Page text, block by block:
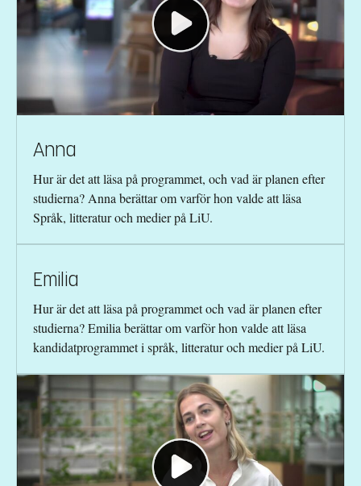
Anna
Hur är det att läsa på programmet, och vad är planen efter
studierna? Anna berättar om varför hon valde att läsa
Språk, litteratur och medier på LiU.
Emilia
Hur är det att läsa på programmet och vad är planen efter
studierna? Emilia berättar om varför hon valde att läsa
kandidatprogrammet i språk, litteratur och medier på LiU.